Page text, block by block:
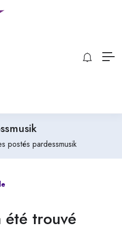
postés pardessmusik
été trouvé